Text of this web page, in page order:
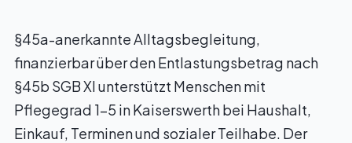
§45a-anerkannte Alltagsbegleitung,
finanzierbar über den Entlastungsbetrag nach
§45b SGB XI unterstützt Menschen mit
Pflegegrad 1–5 in Kaiserswerth bei Haushalt,
Einkauf, Terminen und sozialer Teilhabe. Der